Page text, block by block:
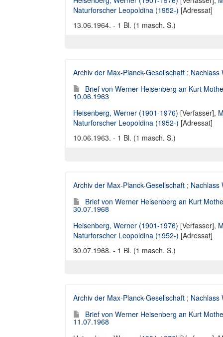
Naturforscher Leopoldina (1952-) [Adressat]
13.06.1964. - 1 Bl. (1 masch. S.)
Archiv der Max-Planck-Gesellschaft ; Nachlass
Brief von Werner Heisenberg an Kurt
10.06.1963
Heisenberg, Werner (1901-1976) [Verfasser],
Naturforscher Leopoldina (1952-) [Adressat]
10.06.1963. - 1 Bl. (1 masch. S.)
Archiv der Max-Planck-Gesellschaft ; Nachlass
Brief von Werner Heisenberg an Kurt
30.07.1968
Heisenberg, Werner (1901-1976) [Verfasser],
Naturforscher Leopoldina (1952-) [Adressat]
30.07.1968. - 1 Bl. (1 masch. S.)
Archiv der Max-Planck-Gesellschaft ; Nachlass
Brief von Werner Heisenberg an Kurt
11.07.1968